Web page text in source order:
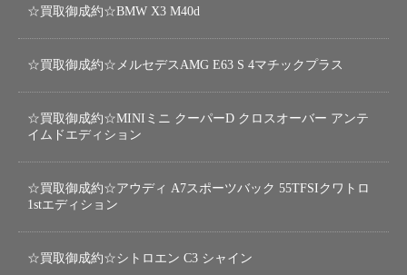
☆買取御成約☆BMW X3 M40d
☆買取御成約☆メルセデスAMG E63 S 4マチックプラス
☆買取御成約☆MINIミニ クーパーD クロスオーバー アンテ
イムドエディション
☆買取御成約☆アウディ A7スポーツバック 55TFSIクワトロ
1stエディション
☆買取御成約☆シトロエン C3 シャイン